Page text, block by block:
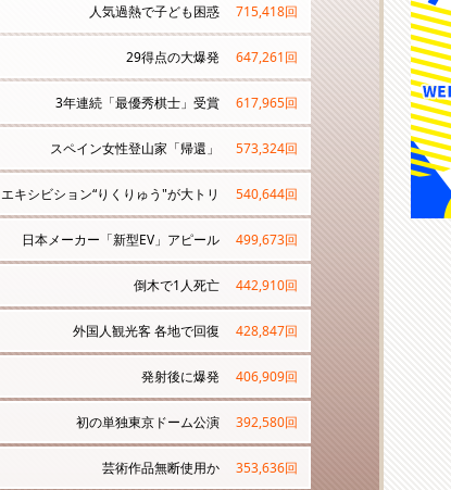
人気過熱で子ども困惑 715,418回
29得点の大爆発 647,261回
3年連続「最優秀棋士」受賞 617,965回
スペイン女性登山家「帰還」 573,324回
エキシビション“りくりゅう"が大トリ 540,644回
日本メーカー「新型EV」アピール 499,673回
倒木で1人死亡 442,910回
外国人観光客 各地で回復 428,847回
発射後に爆発 406,909回
初の単独東京ドーム公演 392,580回
芸術作品無断使用か 353,636回